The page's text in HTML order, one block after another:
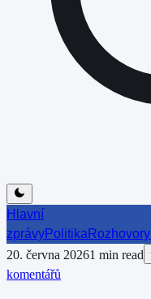
Hlavní
zprávyPolitika Rozhovory
20. června 20261 min read
komentářů